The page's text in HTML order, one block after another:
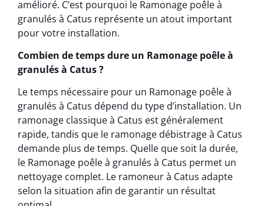
amélioré. C’est pourquoi le Ramonage poêle à
granulés à Catus représente un atout important
pour votre installation.
Combien de temps dure un Ramonage poêle à
granulés à Catus ?
Le temps nécessaire pour un Ramonage poêle à
granulés à Catus dépend du type d’installation. Un
ramonage classique à Catus est généralement
rapide, tandis que le ramonage débistrage à Catus
demande plus de temps. Quelle que soit la durée,
le Ramonage poêle à granulés à Catus permet un
nettoyage complet. Le ramoneur à Catus adapte
selon la situation afin de garantir un résultat